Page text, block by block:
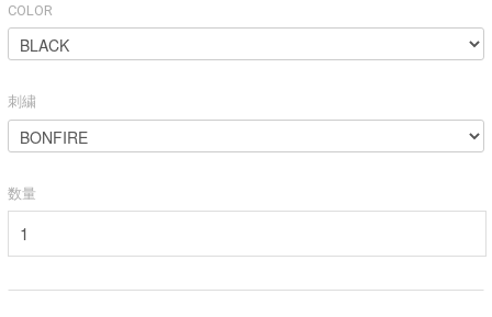
COLOR
刺繍
数量